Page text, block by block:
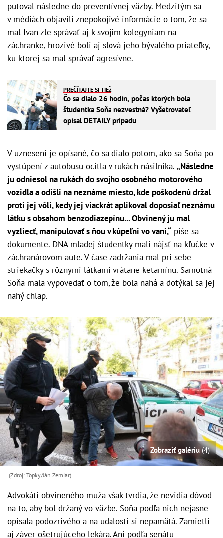
putoval následne do preventívnej väzby. Medzitým sa
v médiách objavili znepokojivé informácie o tom, že sa
mal Ivan zle správať aj k svojim kolegyniam na
záchranke, hrozivé boli aj slová jeho bývalého priateľky,
ku ktorej sa mal správať agresívne.
PREČÍTAJTE SI TIEŽ
Čo sa dialo 26 hodín, počas ktorých bola
študentka Soňa nezvestná? Vyšetrovateľ
opísal DETAILY prípadu
V uznesení je opísané, čo sa dialo potom, ako sa Soňa po
vystúpení z autobusu ocitla v rukách násilníka. „Následne
ju odniesol na rukách do svojho osobného motorového
vozidla a odišli na neznáme miesto, kde poškodenú držal
proti jej vôli, kedy jej viackrát aplikoval doposiaľ neznámu
látku s obsahom benzodiazepínu... Obvinený ju mal
vyzliecť, manipulovať s ňou v kúpeľni vo vani,“ píše sa
dokumente. DNA mladej študentky mali nájsť na kľučke v
záchranárovom aute. V čase zadržania mal pri sebe
striekačky s rôznymi látkami vrátane ketamínu. Samotná
Soňa mala vypovedať o tom, že bola nahá a dotýkal sa jej
nahý chlap.
Zobraziť galériu(4)
(Zdroj: Topky/Ján Zemiar)
Advokáti obvineného muža však tvrdia, že nevidia dôvod
na to, aby bol držaný vo väzbe. Soňa podľa nich nejasne
opísala podozrivého a na udalosti si nepamätá. Zamietli
aj záver ošetrujúceho lekára. Ani podľa senátu